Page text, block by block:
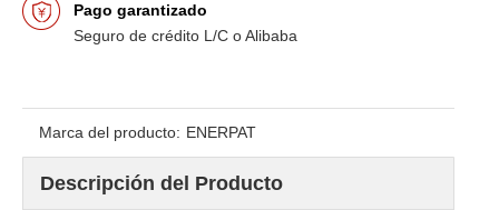
Pago garantizado
Seguro de crédito L/C o Alibaba
Marca del producto: ENERPAT
Descripción del Producto